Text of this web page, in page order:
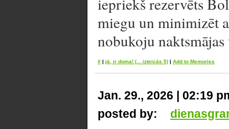
miegu un minimizēt
nobukoju
# | jā, ir doma! (... izteicās 5) | Add to Memories
Jan. 29., 2026 | 02:19
posted by: